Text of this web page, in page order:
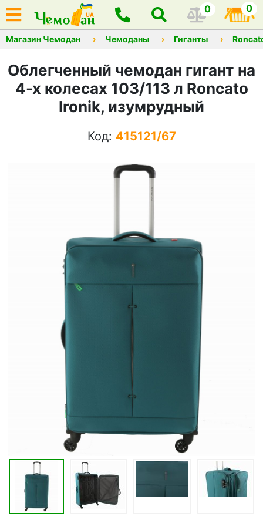
0 0
Магазин Чемодан Чемоданы Гиганты
Облегченный чемодан гигант на
4-х колесах 103/113 л Roncato
Ironik, изумрудный
Код: 415121/67